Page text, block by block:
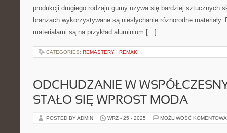
produkcji drugiego rodzaju gumy używa się bardziej sztucznych
branżach wykorzystywane są niesłychanie różnorodne materiały.
materiałami są na przykład aluminium […]
CATEGORIES: REMASTERY I REMAKI
ODCHUDZANIE W
STAŁO SIĘ WPROST MODA
POSTED BY ADMIN WRZ - 25 - 2025 MOŻLIWOŚĆ